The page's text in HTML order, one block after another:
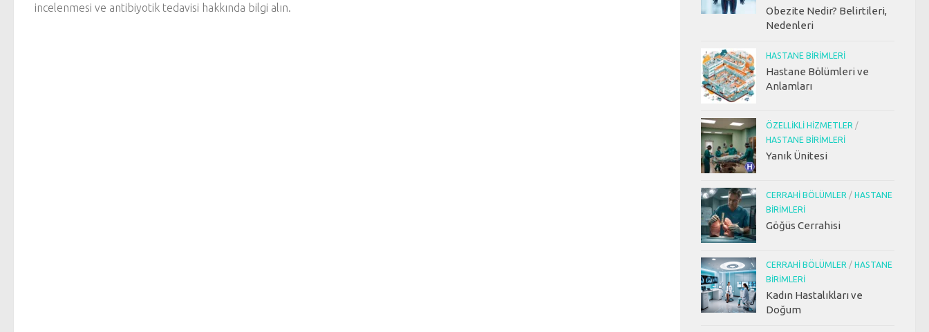
incelenmesi ve antibiyotik tedavisi hakkında bilgi alın.
Obezite Nedir? Belirtileri,
Nedenleri
HASTANE BIRIMLERI
Hastane Bölümleri ve
Anlamları
ÖZELLIKLI HIZMETLER /
HASTANE BIRIMLERI
Yanık Ünitesi
CERRAHI BÖLÜMLER / HASTANE
BIRIMLERI
Göğüs Cerrahisi
CERRAHI BÖLÜMLER / HASTANE
BIRIMLERI
Kadın Hastalıkları ve
Doğum